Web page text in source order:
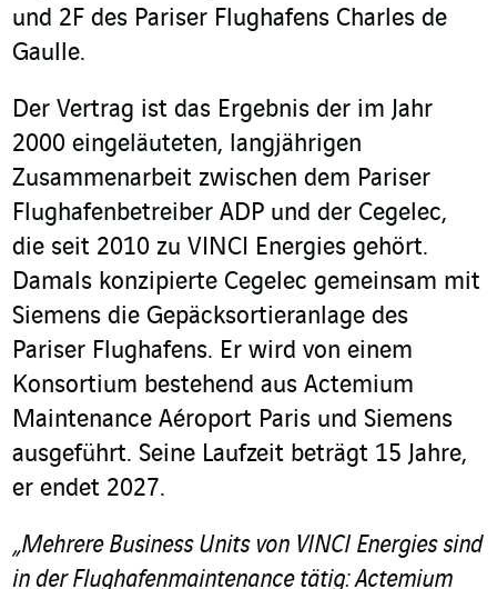
und 2F des Pariser Flughafens Charles de
Gaulle.
Der Vertrag ist das Ergebnis der im Jahr
2000 eingeläuteten, langjährigen
Zusammenarbeit zwischen dem Pariser
Flughafenbetreiber ADP und der Cegelec,
die seit 2010 zu VINCI Energies gehört.
Damals konzipierte Cegelec gemeinsam mit
Siemens die Gepäcksortieranlage des
Pariser Flughafens. Er wird von einem
Konsortium bestehend aus Actemium
Maintenance Aéroport Paris und Siemens
ausgeführt. Seine Laufzeit beträgt 15 Jahre,
er endet 2027.
„Mehrere Business Units von VINCI Energies sind
in der Flughafenmaintenance tätig: Actemium